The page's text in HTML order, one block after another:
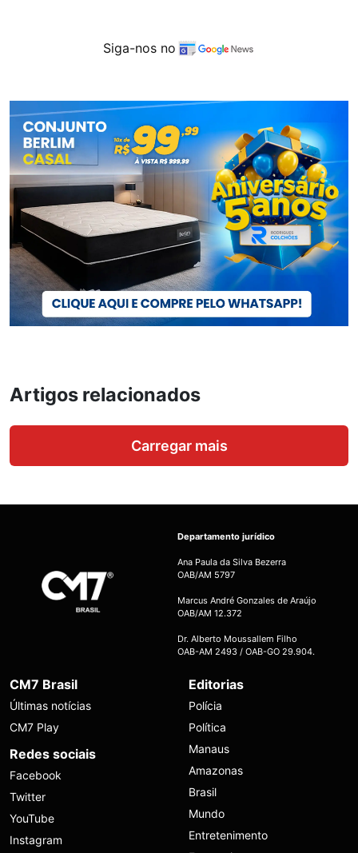
Siga-nos no
Artigos relacionados
Carregar mais
Departamento jurídico
Ana Paula da Silva Bezerra
OAB/AM 5797
Marcus André Gonzales de Araújo
OAB/AM 12.372
Dr. Alberto Moussallem Filho
OAB-AM 2493 / OAB-GO 29.904.
CM7 Brasil
Últimas notícias
CM7 Play
Redes sociais
Facebook
Twitter
YouTube
Instagram
Editorias
Polícia
Política
Manaus
Amazonas
Brasil
Mundo
Entretenimento